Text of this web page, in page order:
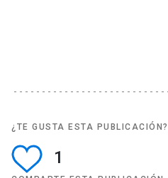
¿TE GUSTA ESTA PUBLICACIÓN?
1